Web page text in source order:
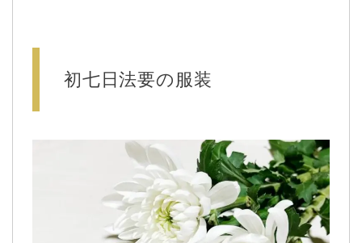
初七日法要の服装